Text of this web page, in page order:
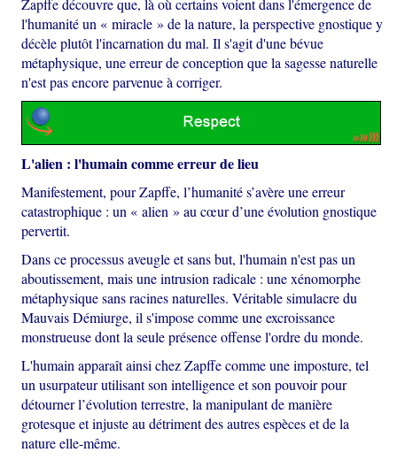
Zapffe découvre que, là où certains voient dans l'émergence de
l'humanité un « miracle » de la nature, la perspective gnostique y
décèle plutôt l'incarnation du mal. Il s'agit d'une bévue
métaphysique, une erreur de conception que la sagesse naturelle
n'est pas encore parvenue à corriger.
L'alien : l'humain comme erreur de lieu
Manifestement, pour Zapffe, l’humanité s’avère une erreur
catastrophique : un « alien » au cœur d’une évolution gnostique
pervertit.
Dans ce processus aveugle et sans but, l'humain n'est pas un
aboutissement, mais une intrusion radicale : une xénomorphe
métaphysique sans racines naturelles. Véritable simulacre du
Mauvais Démiurge, il s'impose comme une excroissance
monstrueuse dont la seule présence offense l'ordre du monde.
L'humain apparaît ainsi chez Zapffe comme une imposture, tel
un usurpateur utilisant son intelligence et son pouvoir pour
détourner l’évolution terrestre, la manipulant de manière
grotesque et injuste au détriment des autres espèces et de la
nature elle-même.